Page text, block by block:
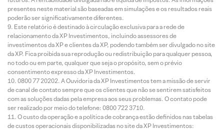
presentes neste material são baseadas em simulações e os resultados reais
poderão ser significativamente diferentes.
Este relatório é destinado à circulação exclusiva para a rede de
relacionamento da XP Investimentos, incluindo assessores de
investimentos da XP e clientes da XP, podendo também ser divulgado no site
da XP. Fica proibida sua reprodução ou redistribuição para qualquer pessoa,
no todo ou em parte, qualquer que seja o propósito, sem o prévio
consentimento expresso da XP Investimentos.
0800 77 20202. A Ouvidoria da XP Investimentos tem a missão de servir
de canal de contato sempre que os clientes que não se sentirem satisfeitos
com as soluções dadas pela empresa aos seus problemas. O contato pode
ser realizado por meio do telefone: 0800 722 3710.
O custo da operação e a política de cobrança estão definidos nas tabelas
de custos operacionais disponibilizadas no site da XP Investimentos: